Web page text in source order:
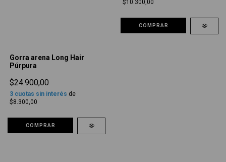
Gorra arena Long Hair
Púrpura
$24.900,00
3 cuotas sin interés de
$8.300,00
COMPRAR
$10.300,00
COMPRAR